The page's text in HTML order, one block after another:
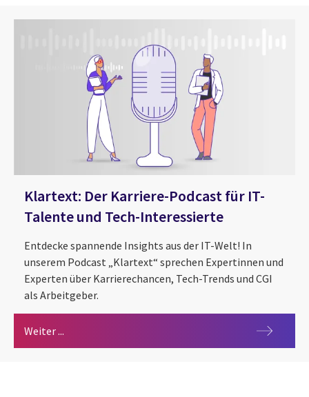
Klartext: Der Karriere-Podcast für IT-
Talente und Tech-Interessierte
Entdecke spannende Insights aus der IT-Welt! In
unserem Podcast „Klartext“ sprechen Expertinnen und
Experten über Karrierechancen, Tech-Trends und CGI
als Arbeitgeber.
Weiter ... Klartext: Der Karriere-Podcast für IT-Talente und